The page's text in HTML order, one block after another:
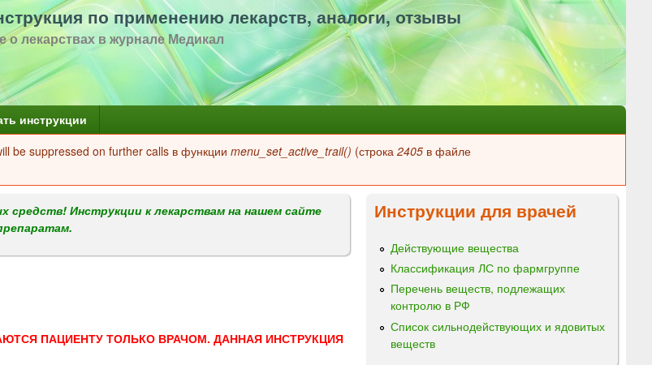
Перейти
к
содержанию
по применению лекарств, аналоги, отзывы
о лекарствах в журнале Медикал
инструкции
be suppressed on further calls в функции menu_set_active_trail() (строка 2405 в файле
средств! Инструкции к лекарствам на нашем сайте
ПАЦИЕНТУ ТОЛЬКО ВРАЧОМ. ДАННАЯ ИНСТРУКЦИЯ
Инструкции для врачей
Действующие вещества
Классификация ЛС по фармгруппе
Перечень веществ, подлежащих
контролю в РФ
Список сильнодействующих и ядовитых
веществ